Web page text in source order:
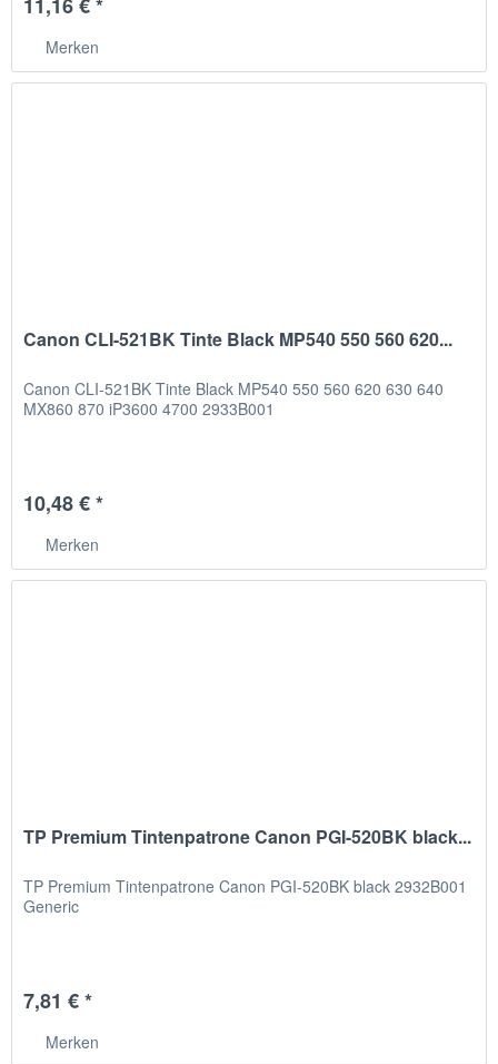
11,16 € *
Merken
Canon CLI-521BK Tinte Black MP540 550 560 620...
Canon CLI-521BK Tinte Black MP540 550 560 620 630 640
MX860 870 iP3600 4700 2933B001
10,48 € *
Merken
TP Premium Tintenpatrone Canon PGI-520BK black...
TP Premium Tintenpatrone Canon PGI-520BK black 2932B001
Generic
7,81 € *
Merken